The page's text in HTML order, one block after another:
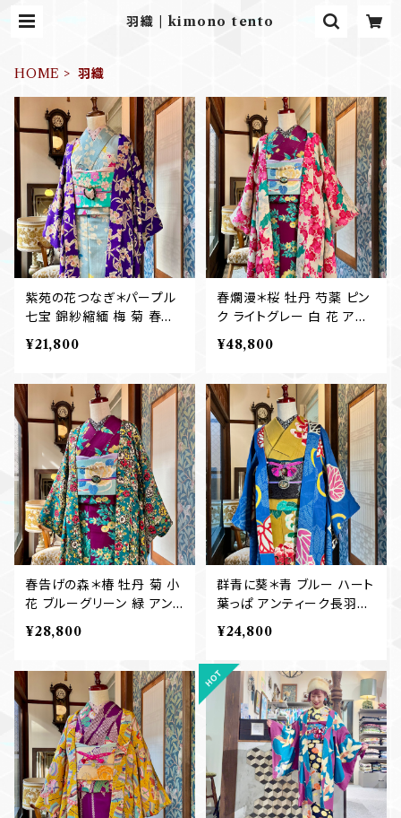
羽織 | kimono tento
HOME 羽織
紫苑の花つなぎ＊パープル
七宝 錦紗縮緬 梅 菊 春蘭
アンティーク長羽織 B548
¥21,800
春爛漫＊桜 牡丹 芍薬 ピン
ク ライトグレー 白 花 アン
ティーク長羽織 B516
¥48,800
春告げの森＊椿 牡丹 菊 小
花 ブルーグリーン 緑 アン
ティーク長羽織 B515
¥28,800
群青に葵＊青 ブルー ハート
葉っぱ アンティーク長羽織
B335
¥24,800